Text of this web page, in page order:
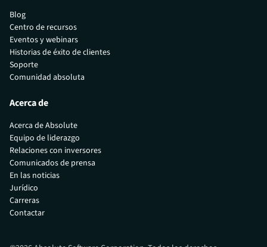
Blog
Centro de recursos
Eventos y webinars
Historias de éxito de clientes
Soporte
Comunidad absoluta
Acerca de
Acerca de Absolute
Equipo de liderazgo
Relaciones con inversores
Comunicados de prensa
En las noticias
Jurídico
Carreras
Contactar